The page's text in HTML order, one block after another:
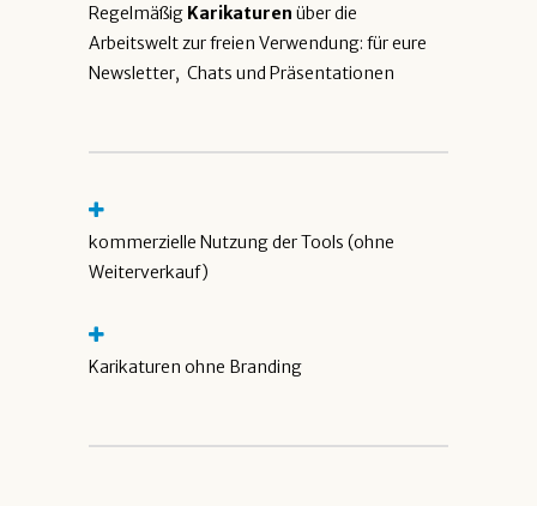
Regelmäßig Karikaturen über die
Arbeitswelt zur freien Verwendung: für eure
Newsletter, Chats und Präsentationen
kommerzielle Nutzung der Tools (ohne
Weiterverkauf)
Karikaturen ohne Branding